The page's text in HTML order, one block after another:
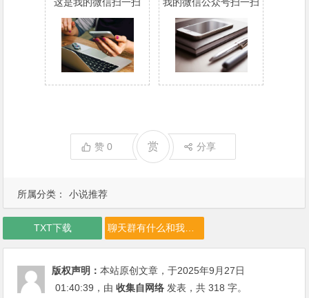
所属分类： 小说推荐
这是我的微信扫一扫
我的微信公众号扫一扫
赞0 赏 分享
TXT下载 聊天群有什么和我的圣剑说去吧下载
版权声明：本站原创文章，于2025年9月27日
01:40:39 ，由收集自网络 发表，共 318 字。